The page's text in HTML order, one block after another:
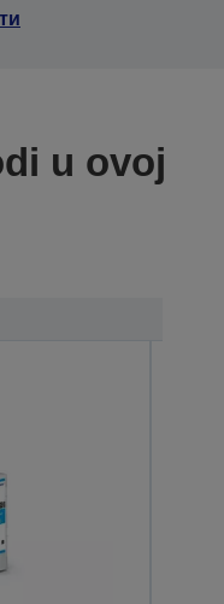
u ovoj